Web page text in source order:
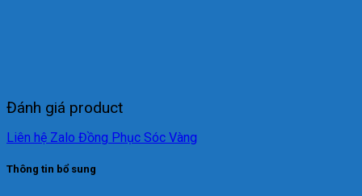
Đánh giá product
Liên hệ Zalo Đồng Phục Sóc Vàng
Thông tin bổ sung